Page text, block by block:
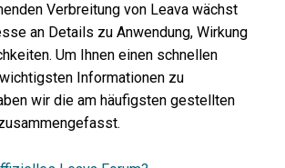
Verbreitung von Leava wächst
an Details zu Anwendung, Wirkung
Um Ihnen einen schnellen
Informationen zu
wir die am häufigsten gestellten